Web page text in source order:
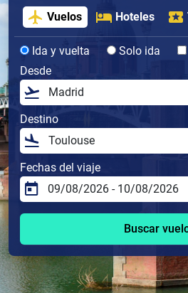
Vuelos Hoteles
Ida y vuelta Solo ida
Desde
Destino
Fechas del viaje
Buscar